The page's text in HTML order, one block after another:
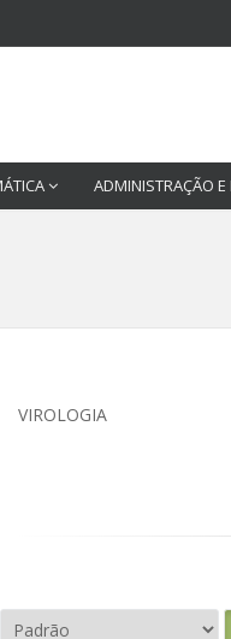
ADMINISTRAÇÃO
VIROLOGIA